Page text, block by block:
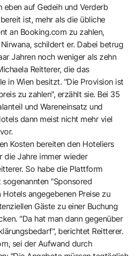
eben auf Gedeih und Verderb
ist, mehr als die übliche
an Booking.com zu zahlen,
schildert er. Dabei betrug
Jahren noch weniger als zehn
Reitterer, die das
in Wien besitzt. "Die Provision ist
zu zahlen", erzählt sie. Bei 35
und Wareneinsatz und
dann meist nicht mehr viel
Kosten bereiten den Hoteliers
die Jahre immer wieder
So habe die Plattform
"Sponsored
angegebenen Preise zu
Gäste zu einer Buchung
"Da hat man dann gegenüber
berichtet Reitterer.
sei der Aufwand durch